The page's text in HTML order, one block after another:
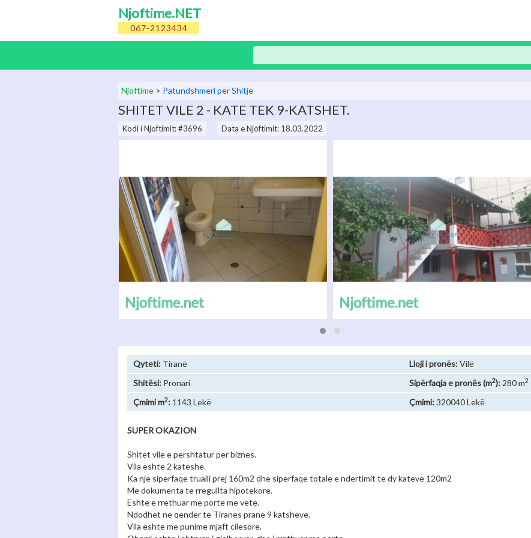
Njoftime.NET
067-2123434
Njoftime > Patundshmëri për Shitje
SHITET VILE 2 - KATE TEK 9-KATSHET.
Kodi i Njoftimit: #3696 Data e Njoftimit: 18.03.2022
Qyteti: Tiranë Lloji i pronës:Vilë
Shitësi: Pronari Sipërfaqja e pronës (m2): 280 m2
Çmimi m2: 1143 Lekë Çmimi:320040 Lekë
SUPER OKAZION
Shitet vile e pershtatur per biznes.
Vila eshte 2 kateshe.
Ka nje siperfaqe trualli prej 160m2 dhe siperfaqe totale e ndertimit te dy kateve 120m2
Me dokumenta te rregullta hipotekore.
Eshte e rrethuar me porte me vete.
Ndodhet ne qender te Tiranes prane 9 katsheve.
Vila eshte me punime mjaft cilesore.